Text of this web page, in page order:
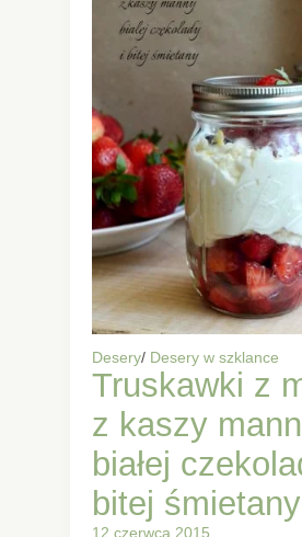
Desery/ Desery w szklance
Truskawki z
z kaszy
białej
bitej śmietany
12 czerwca 2015